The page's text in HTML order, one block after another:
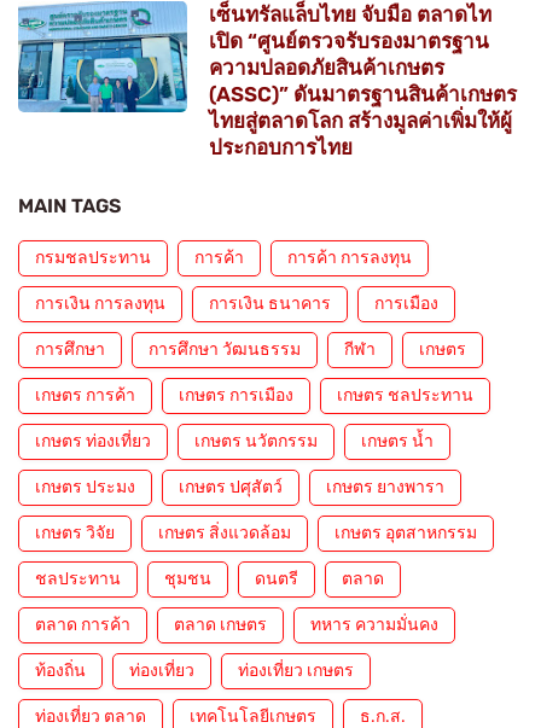
เซ็นทรัลแล็บไทย จับมือ ตลาดไท
เปิด “ศูนย์ตรวจรับรองมาตรฐาน
ความปลอดภัยสินค้าเกษตร
(ASSC)” ดันมาตรฐานสินค้าเกษตร
ไทยสู่ตลาดโลก สร้างมูลค่าเพิ่มให้ผู้
ประกอบการไทย
MAIN TAGS
กรมชลประทาน การค้า การค้า การลงทุน
การเงิน การลงทุน การเงิน ธนาคาร การเมือง
การศึกษา การศึกษา วัฒนธรรม กีฬา เกษตร
เกษตร การค้า เกษตร การเมือง เกษตร ชลประทาน
เกษตร ท่องเที่ยว เกษตร นวัตกรรม เกษตร น้ำ
เกษตร ประมง เกษตร ปศุสัตว์ เกษตร ยางพารา
เกษตร วิจัย เกษตร สิ่งแวดล้อม เกษตร อุตสาหกรรม
ชลประทาน ชุมชน ดนตรี ตลาด
ตลาด การค้า ตลาด เกษตร ทหาร ความมั่นคง
ท้องถิ่น ท่องเที่ยว ท่องเที่ยว เกษตร
ท่องเที่ยว ตลาด เทคโนโลยีเกษตร ธ.ก.ส.